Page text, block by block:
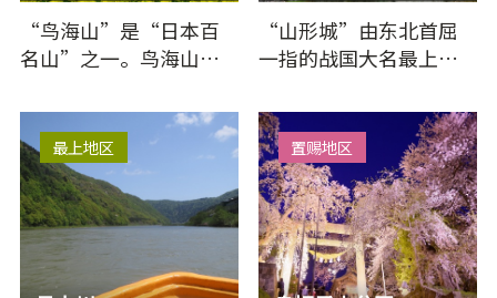
“鸟海山”是“日本百
名山”之一。鸟海山是
到2236…
“山形城”由东北首屈
一指的战国大名最上义
史迹及日本百名城。…
最上地区 置赐地区